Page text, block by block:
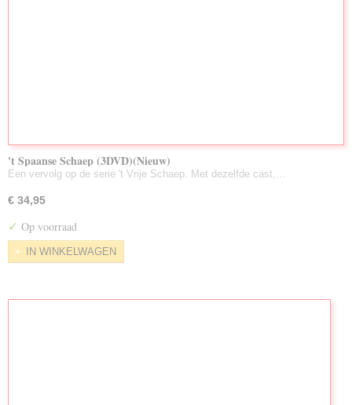
't Spaanse Schaep (3DVD)(Nieuw)
Een vervolg op de serie 't Vrije Schaep. Met dezelfde cast,…
€ 34,95
✓ Op voorraad
IN WINKELWAGEN